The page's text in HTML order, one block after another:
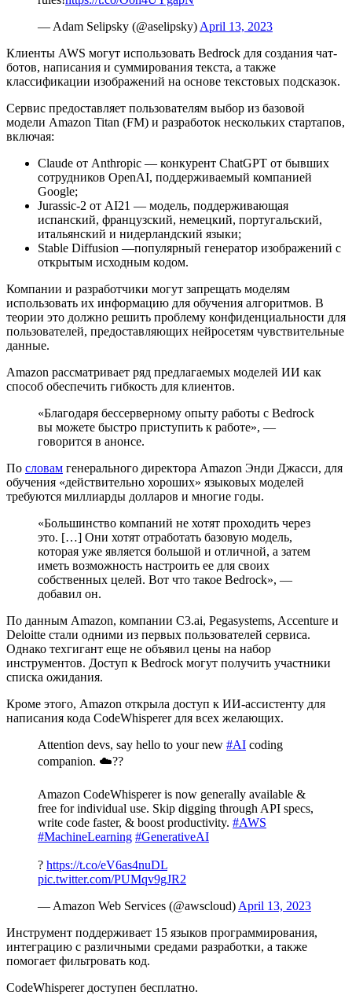
— Adam Selipsky (@aselipsky) April 13, 2023
Клиенты AWS могут использовать Bedrock для создания чат-
ботов, написания и суммирования текста, а также
классификации изображений на основе текстовых подсказок.
Сервис предоставляет пользователям выбор из базовой
модели Amazon Titan (FM) и разработок нескольких стартапов,
включая:
Claude от Anthropic — конкурент ChatGPT от бывших
сотрудников OpenAI, поддерживаемый компанией
Google;
Jurassic-2 от AI21 — модель, поддерживающая
испанский, французский, немецкий, португальский,
итальянский и нидерландский языки;
Stable Diffusion —популярный генератор изображений с
открытым исходным кодом.
Компании и разработчики могут запрещать моделям
использовать их информацию для обучения алгоритмов. В
теории это должно решить проблему конфиденциальности для
пользователей, предоставляющих нейросетям чувствительные
данные.
Amazon рассматривает ряд предлагаемых моделей ИИ как
способ обеспечить гибкость для клиентов.
«Благодаря бессерверному опыту работы с Bedrock
вы можете быстро приступить к работе», —
говорится в анонсе.
По словам генерального директора Amazon Энди Джасси, для
обучения «действительно хороших» языковых моделей
требуются миллиарды долларов и многие годы.
«Большинство компаний не хотят проходить через
это. […] Они хотят отработать базовую модель,
которая уже является большой и отличной, а затем
иметь возможность настроить ее для своих
собственных целей. Вот что такое Bedrock», —
добавил он.
По данным Amazon, компании C3.ai, Pegasystems, Accenture и
Deloitte стали одними из первых пользователей сервиса.
Однако техгигант еще не объявил цены на набор
инструментов. Доступ к Bedrock могут получить участники
списка ожидания.
Кроме этого, Amazon открыла доступ к ИИ-ассистенту для
написания кода CodeWhisperer для всех желающих.
Attention devs, say hello to your new #AI coding
companion. ☁️??
Amazon CodeWhisperer is now generally available &
free for individual use. Skip digging through API specs,
write code faster, & boost productivity. #AWS
#MachineLearning #GenerativeAI
? https://t.co/eV6as4nuDL
pic.twitter.com/PUMqv9gJR2
— Amazon Web Services (@awscloud) April 13, 2023
Инструмент поддерживает 15 языков программирования,
интеграцию с различными средами разработки, а также
помогает фильтровать код.
CodeWhisperer доступен бесплатно.